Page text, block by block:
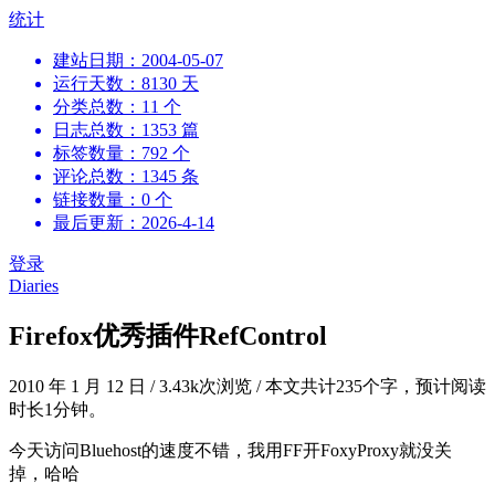
跳
统计
建站日期：2004-05-07
运行天数：8130 天
分类总数：11 个
日志总数：1353 篇
标签数量：792 个
评论总数：1345 条
链接数量：0 个
最后更新：2026-4-14
登录
Diaries
Firefox优秀插件RefControl
2010 年 1 月 12 日 /3.43k次浏览 /本文共计235个字，预计阅读
时长1分钟。
今天访问Bluehost的速度不错，我用FF开FoxyProxy就没关
掉，哈哈